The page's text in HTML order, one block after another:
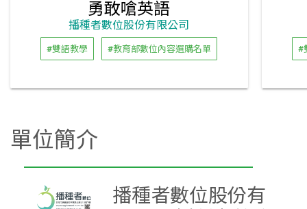
勇敢嗆英語
播種者數位股份有限公司
#雙語教學 #教育部數位內容選購名單 #
單位簡介
播種者數位股份有